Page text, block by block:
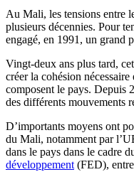
Au Mali, les tensions entre
plusieurs décennies. Pour
engagé, en 1991, un grand
Vingt-deux ans plus tard,
créer la cohésion
composent le pays. Depuis
des différents mouvements
D’importants moyens ont
du Mali, notamment par
dans le pays dans le cadre
développement (FED),